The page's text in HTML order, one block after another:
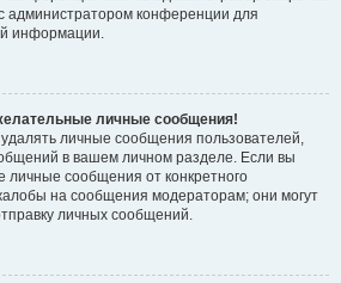
администратором конференции для
информации.
личные сообщения!
личные сообщения пользователей,
в вашем личном разделе. Если вы
личные сообщения от конкретного
на сообщения модераторам; они могут
личных сообщений.